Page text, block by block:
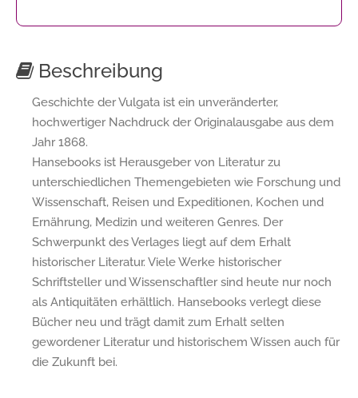
Beschreibung
Geschichte der Vulgata ist ein unveränderter,
hochwertiger Nachdruck der Originalausgabe aus dem
Jahr 1868.
Hansebooks ist Herausgeber von Literatur zu
unterschiedlichen Themengebieten wie Forschung und
Wissenschaft, Reisen und Expeditionen, Kochen und
Ernährung, Medizin und weiteren Genres. Der
Schwerpunkt des Verlages liegt auf dem Erhalt
historischer Literatur. Viele Werke historischer
Schriftsteller und Wissenschaftler sind heute nur noch
als Antiquitäten erhältlich. Hansebooks verlegt diese
Bücher neu und trägt damit zum Erhalt selten
gewordener Literatur und historischem Wissen auch für
die Zukunft bei.